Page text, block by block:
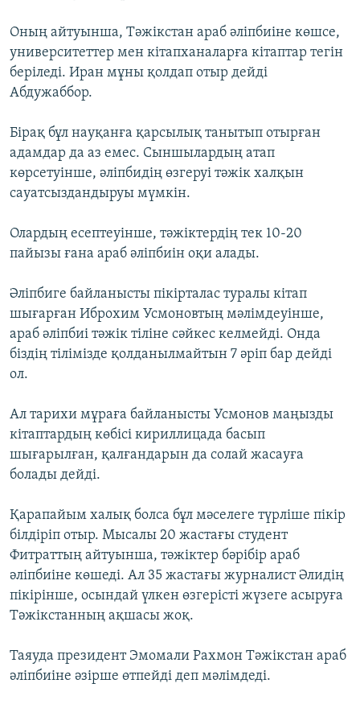
Оның айтуынша, Тәжікстан араб әліпбиіне көшсе,
университеттер мен кітапханаларға кітаптар тегін
беріледі. Иран мұны қолдап отыр дейді
Абдужаббор.
Бірақ бұл науқанға қарсылық танытып отырған
адамдар да аз емес. Сыншылардың атап
көрсетуінше, әліпбидің өзгеруі тәжік халқын
сауатсыздандыруы мүмкін.
Олардың есептеуінше, тәжіктердің тек 10-20
пайызы ғана араб әліпбиін оқи алады.
Әліпбиге байланысты пікірталас туралы кітап
шығарған Иброхим Усмоновтың мәлімдеуінше,
араб әліпбиі тәжік тіліне сәйкес келмейді. Онда
біздің тілімізде қолданылмайтын 7 әріп бар дейді
ол.
Ал тарихи мұраға байланысты Усмонов маңызды
кітаптардың көбісі кириллицада басып
шығарылған, қалғандарын да солай жасауға
болады дейді.
Қарапайым халық болса бұл мәселеге түрліше пікір
білдіріп отыр. Мысалы 20 жастағы студент
Фитраттың айтуынша, тәжіктер бәрібір араб
әліпбиіне көшеді. Ал 35 жастағы журналист Әлидің
пікірінше, осындай үлкен өзгерісті жүзеге асыруға
Тәжікстанның ақшасы жоқ.
Таяуда президент Эмомали Рахмон Тәжікстан араб
әліпбиіне әзірше өтпейді деп мәлімдеді.